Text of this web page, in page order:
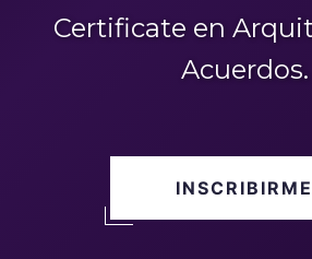
Certificate en
Acuerdos.
INSCRIBIRME